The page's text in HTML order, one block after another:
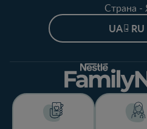
Страна -
UA - RU